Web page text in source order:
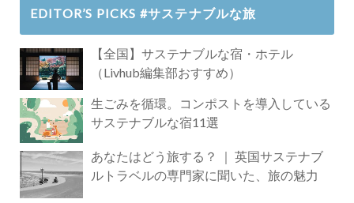
EDITOR’S PICKS #サステナブルな旅
【全国】サステナブルな宿・ホテル
（Livhub編集部おすすめ）
生ごみを循環。コンポストを導入している
サステナブルな宿11選
あなたはどう旅する？ ｜ 英国サステナブ
ルトラベルの専門家に聞いた、旅の魅力